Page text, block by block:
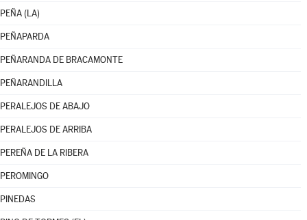
PEÑA (LA)
PEÑAPARDA
PEÑARANDA DE BRACAMONTE
PEÑARANDILLA
PERALEJOS DE ABAJO
PERALEJOS DE ARRIBA
PEREÑA DE LA RIBERA
PEROMINGO
PINEDAS